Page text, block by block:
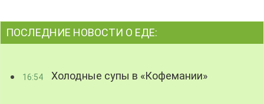
ПОСЛЕДНИЕ НОВОСТИ О ЕДЕ:
16:54 Холодные супы в «Кофемании»